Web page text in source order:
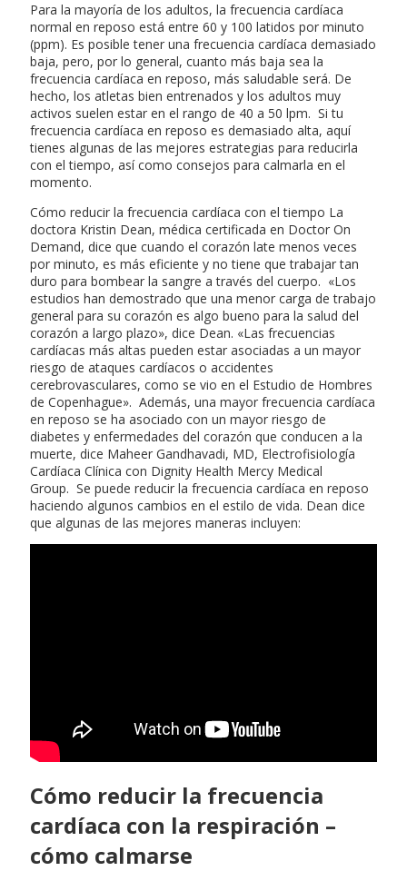
Para la mayoría de los adultos, la frecuencia cardíaca
normal en reposo está entre 60 y 100 latidos por minuto
(ppm). Es posible tener una frecuencia cardíaca demasiado
baja, pero, por lo general, cuanto más baja sea la
frecuencia cardíaca en reposo, más saludable será. De
hecho, los atletas bien entrenados y los adultos muy
activos suelen estar en el rango de 40 a 50 lpm. Si tu
frecuencia cardíaca en reposo es demasiado alta, aquí
tienes algunas de las mejores estrategias para reducirla
con el tiempo, así como consejos para calmarla en el
momento.
Cómo reducir la frecuencia cardíaca con el tiempo La
doctora Kristin Dean, médica certificada en Doctor On
Demand, dice que cuando el corazón late menos veces
por minuto, es más eficiente y no tiene que trabajar tan
duro para bombear la sangre a través del cuerpo. «Los
estudios han demostrado que una menor carga de trabajo
general para su corazón es algo bueno para la salud del
corazón a largo plazo», dice Dean. «Las frecuencias
cardíacas más altas pueden estar asociadas a un mayor
riesgo de ataques cardíacos o accidentes
cerebrovasculares, como se vio en el Estudio de Hombres
de Copenhague». Además, una mayor frecuencia cardíaca
en reposo se ha asociado con un mayor riesgo de
diabetes y enfermedades del corazón que conducen a la
muerte, dice Maheer Gandhavadi, MD, Electrofisiología
Cardíaca Clínica con Dignity Health Mercy Medical
Group. Se puede reducir la frecuencia cardíaca en reposo
haciendo algunos cambios en el estilo de vida. Dean dice
que algunas de las mejores maneras incluyen:
Cómo reducir la frecuencia
cardíaca con la respiración –
cómo calmarse